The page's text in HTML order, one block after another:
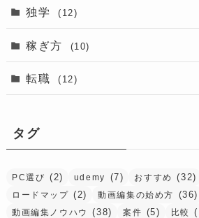
独学 (12)
稼ぎ方 (10)
転職 (12)
タグ
PC選び (2) udemy (7) おすすめ (32)
ロードマップ (2) 動画編集の始め方 (36)
動画編集ノウハウ (38) 案件 (5) 比較